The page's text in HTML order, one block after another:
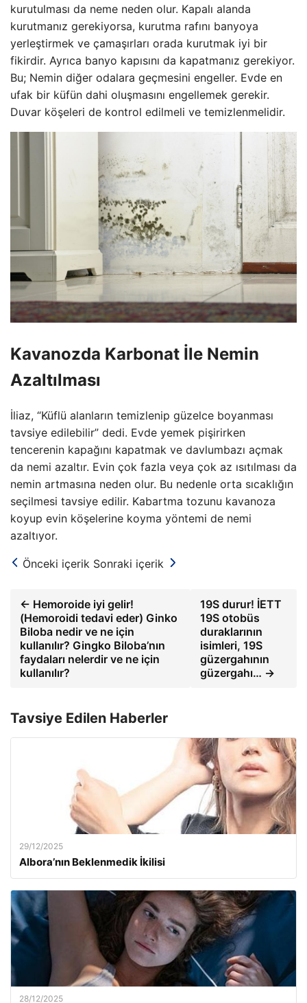
kurutulması da neme neden olur. Kapalı alanda
kurutmanız gerekiyorsa, kurutma rafını banyoya
yerleştirmek ve çamaşırları orada kurutmak iyi bir
fikirdir. Ayrıca banyo kapısını da kapatmanız gerekiyor.
Bu; Nemin diğer odalara geçmesini engeller. Evde en
ufak bir küfün dahi oluşmasını engellemek gerekir.
Duvar köşeleri de kontrol edilmeli ve temizlenmelidir.
Kavanozda Karbonat İle Nemin
Azaltılması
İliaz, “Küflü alanların temizlenip güzelce boyanması
tavsiye edilebilir” dedi. Evde yemek pişirirken
tencerenin kapağını kapatmak ve davlumbazı açmak
da nemi azaltır. Evin çok fazla veya çok az ısıtılması da
nemin artmasına neden olur. Bu nedenle orta sıcaklığın
seçilmesi tavsiye edilir. Kabartma tozunu kavanoza
koyup evin köşelerine koyma yöntemi de nemi
azaltıyor.
Önceki içerik Sonraki içerik
← Hemoroide iyi gelir!
(Hemoroidi tedavi eder) Ginko
Biloba nedir ve ne için
kullanılır? Gingko Biloba’nın
faydaları nelerdir ve ne için
kullanılır?
19S durur! İETT
19S otobüs
duraklarının
isimleri, 19S
güzergahının
güzergahı… →
Tavsiye Edilen Haberler
29/12/2025
Albora’nın Beklenmedik İkilisi
28/12/2025